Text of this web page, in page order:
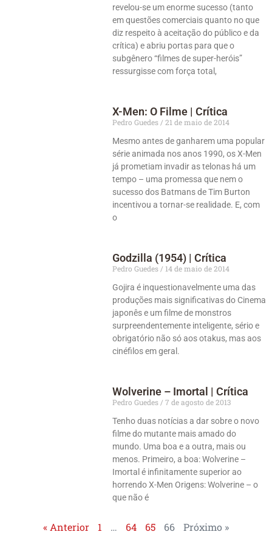
revelou-se um enorme sucesso (tanto
em questões comerciais quanto no que
diz respeito à aceitação do público e da
crítica) e abriu portas para que o
subgênero “filmes de super-heróis”
ressurgisse com força total,
X-Men: O Filme | Crítica
Pedro Guedes
21 de maio de 2014
Mesmo antes de ganharem uma popular
série animada nos anos 1990, os X-Men
já prometiam invadir as telonas há um
tempo – uma promessa que nem o
sucesso dos Batmans de Tim Burton
incentivou a tornar-se realidade. E, com
o
Godzilla (1954) | Crítica
Pedro Guedes
14 de maio de 2014
Gojira é inquestionavelmente uma das
produções mais significativas do Cinema
japonês e um filme de monstros
surpreendentemente inteligente, sério e
obrigatório não só aos otakus, mas aos
cinéfilos em geral.
Wolverine – Imortal | Crítica
Pedro Guedes
7 de agosto de 2013
Tenho duas notícias a dar sobre o novo
filme do mutante mais amado do
mundo. Uma boa e a outra, mais ou
menos. Primeiro, a boa: Wolverine –
Imortal é infinitamente superior ao
horrendo X-Men Origens: Wolverine – o
que não é
« Anterior 1 … 64 65 66 Próximo »